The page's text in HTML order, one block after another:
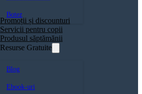
Botez
Promoții și discounturi
Servicii pentru copii
Produsul săptămănii
Resurse Gratuite
Blog
Ebook-uri